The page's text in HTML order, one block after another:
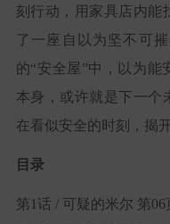
刻行动，用家具店内能
了一座自以为坚不可
的“安全屋”中，以为能
本身，或许就是下一个
在看似安全的时刻，揭
目录
第1话 / 可疑的米尔 第06